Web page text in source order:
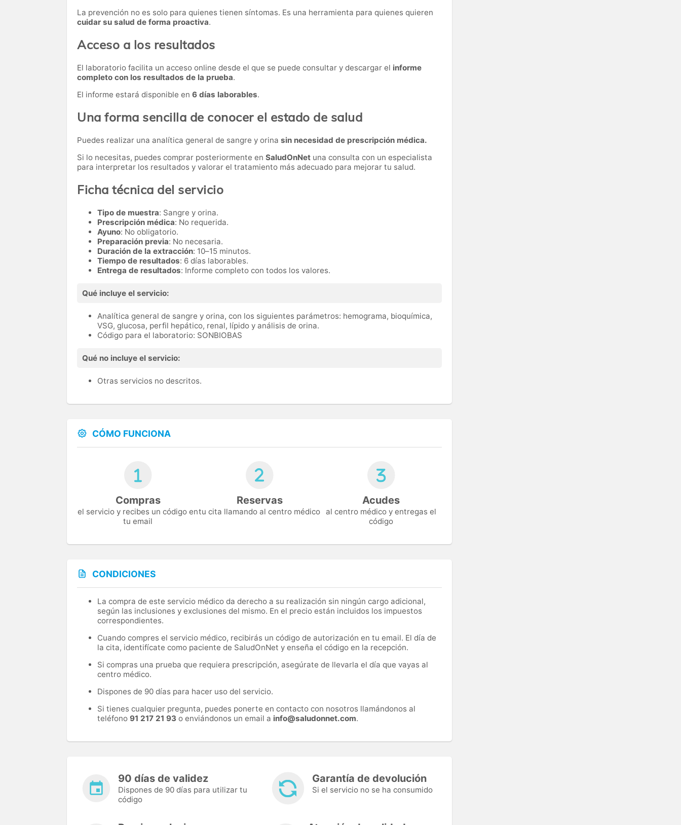
La prevención no es solo para quienes tienen síntomas. Es una herramienta para quienes quieren
cuidar su salud de forma proactiva.
Acceso a los resultados
El laboratorio facilita un acceso online desde el que se puede consultar y descargar el informe
completo con los resultados de la prueba.
El informe estará disponible en 6 días laborables.
Una forma sencilla de conocer el estado de salud
Puedes realizar una analítica general de sangre y orina sin necesidad de prescripción médica.
Si lo necesitas, puedes comprar posteriormente en SaludOnNet una consulta con un especialista
para interpretar los resultados y valorar el tratamiento más adecuado para mejorar tu salud.
Ficha técnica del servicio
Tipo de muestra: Sangre y orina.
Prescripción médica: No requerida.
Ayuno: No obligatorio.
Preparación previa: No necesaria.
Duración de la extracción: 10–15 minutos.
Tiempo de resultados: 6 días laborables.
Entrega de resultados: Informe completo con todos los valores.
Qué incluye el servicio:
Analítica general de sangre y orina, con los siguientes parámetros: hemograma, bioquímica,
VSG, glucosa, perfil hepático, renal, lípido y análisis de orina.
Código para el laboratorio: SONBIOBAS
Qué no incluye el servicio:
Otras servicios no descritos.
CÓMO FUNCIONA
Compras
el servicio y recibes un código en
tu email
Reservas
tu cita llamando al centro médico
Acudes
al centro médico y entregas el
código
CONDICIONES
La compra de este servicio médico da derecho a su realización sin ningún cargo adicional,
según las inclusiones y exclusiones del mismo. En el precio están incluidos los impuestos
correspondientes.
Cuando compres el servicio médico, recibirás un código de autorización en tu email. El día de
la cita, identifícate como paciente de SaludOnNet y enseña el código en la recepción.
Si compras una prueba que requiera prescripción, asegúrate de llevarla el día que vayas al
centro médico.
Dispones de 90 días para hacer uso del servicio.
Si tienes cualquier pregunta, puedes ponerte en contacto con nosotros llamándonos al
teléfono 91 217 21 93 o enviándonos un email a info@saludonnet.com.
90 días de validez
Dispones de 90 días para utilizar tu
código
Garantía de devolución
Si el servicio no se ha consumido